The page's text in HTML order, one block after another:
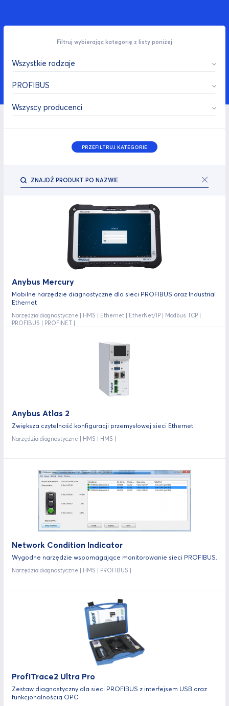
Filtruj wybierając kategorię z listy poniżej
Wszystkie rodzaje
PROFIBUS
Wszyscy producenci
PRZEFILTRUJ KATEGORIE
Anybus Mercury
Mobilne narzędzie diagnostyczne dla sieci PROFIBUS oraz Industrial
Ethernet
Narzędzia diagnostyczne | HMS | Ethernet | EtherNet/IP | Modbus TCP |
PROFIBUS | PROFINET |
Anybus Atlas 2
Zwiększa czytelność konfiguracji przemysłowej sieci Ethernet.
Narzędzia diagnostyczne | HMS | HMS |
Network Condition Indicator
Wygodne narzędzie wspomagające monitorowanie sieci PROFIBUS.
Narzędzia diagnostyczne | HMS | PROFIBUS |
ProfiTrace2 Ultra Pro
Zestaw diagnostyczny dla sieci PROFIBUS z interfejsem USB oraz
funkcjonalnością OPC